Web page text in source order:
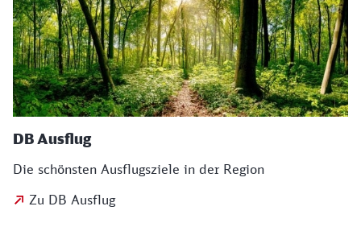
DB Ausflug
Die schönsten Ausflugsziele in der Region
Zu DB Ausflug